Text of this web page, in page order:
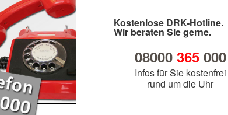
Kostenlose DRK-Hotline.
Wir beraten Sie gerne.
08000 365000
Infos für Sie kostenfrei
rund um die Uhr